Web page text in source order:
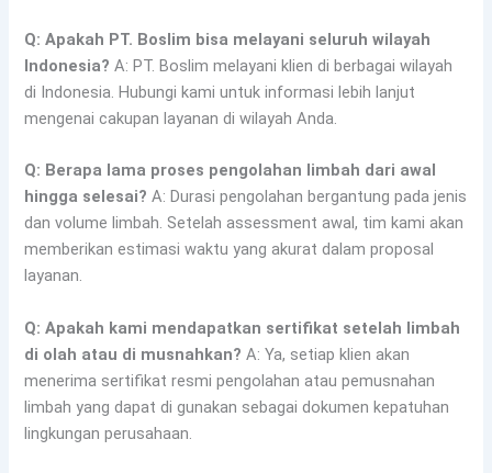
Q: Apakah PT. Boslim bisa melayani seluruh wilayah
Indonesia? A: PT. Boslim melayani klien di berbagai wilayah
di Indonesia. Hubungi kami untuk informasi lebih lanjut
mengenai cakupan layanan di wilayah Anda.
Q: Berapa lama proses pengolahan limbah dari awal
hingga selesai? A: Durasi pengolahan bergantung pada jenis
dan volume limbah. Setelah assessment awal, tim kami akan
memberikan estimasi waktu yang akurat dalam proposal
layanan.
Q: Apakah kami mendapatkan sertifikat setelah limbah
di olah atau di musnahkan? A: Ya, setiap klien akan
menerima sertifikat resmi pengolahan atau pemusnahan
limbah yang dapat di gunakan sebagai dokumen kepatuhan
lingkungan perusahaan.